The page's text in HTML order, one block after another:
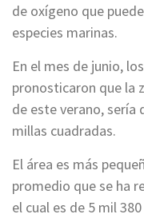
de oxígeno que
especies marinas.
En el mes de junio,
pronosticaron que la
de este verano, sería
millas cuadradas.
El área es más
promedio que se ha
el cual es de 5 mil